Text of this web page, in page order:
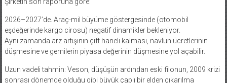
2026–2027’de. Araç-mil büyüme göstergesinde (otomobil
eşdeğerinde kargo cirosu) negatif dinamikler bekleniyor.
Aynı zamanda arz artışının çift haneli kalması, navlun ücretlerinin
düşmesine ve gemilerin piyasa değerinin düşmesine yol açabilir.
Uzun vadeli tahmin: Veson, düşüşün ardından eski filonun, 2009 krizi
sonrası dönemde olduğu gibi büyük çaplı bir elden çıkarılma